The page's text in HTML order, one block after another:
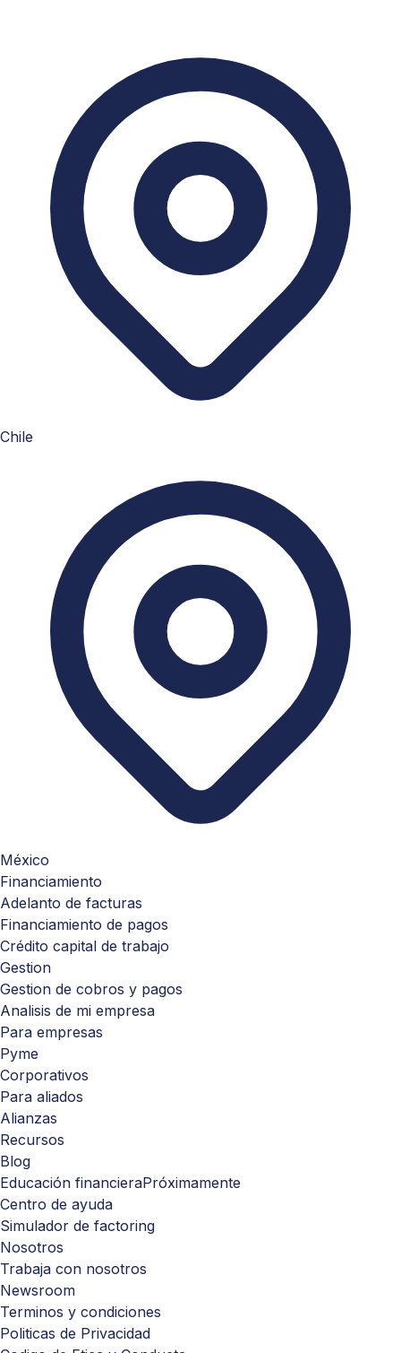
Chile
México
Financiamiento
Adelanto de facturas
Financiamiento de pagos
Crédito capital de trabajo
Gestion
Gestion de cobros y pagos
Analisis de mi empresa
Para empresas
Pyme
Corporativos
Para aliados
Alianzas
Recursos
Blog
Educación financieraPróximamente
Centro de ayuda
Simulador de factoring
Nosotros
Trabaja con nosotros
Newsroom
Terminos y condiciones
Politicas de Privacidad